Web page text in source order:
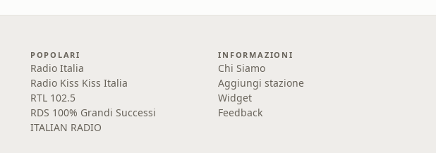
POPOLARI
Radio Italia
Radio Kiss Kiss Italia
RTL 102.5
RDS 100% Grandi Successi
ITALIAN RADIO
INFORMAZIONI
Chi Siamo
Aggiungi stazione
Widget
Feedback